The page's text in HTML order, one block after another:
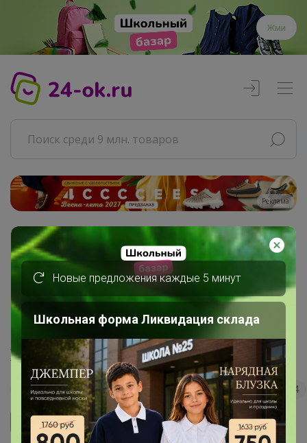
Жми
Реклама
Главная
Совместные покупки
АРХИВ СП
"Сыры, сливки по сказочной цене!"
Холодильник
45 5.0 35.7K 36.3K 3.7K 4
Ответить
Новые предложения каждые 5 минут
Школьная форма Ликвидация склада